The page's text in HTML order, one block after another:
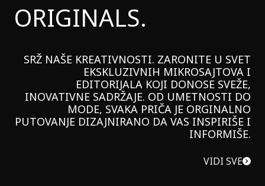
ORIGINALS.
SRŽ NAŠE KREATIVNOSTI. ZARONITE U SVET
EKSKLUZIVNIH MIKROSAJTOVA I
EDITORIJALA KOJI DONOSE SVEŽE,
INOVATIVNE SADRŽAJE. OD UMETNOSTI DO
MODE, SVAKA PRIČA JE ORGINALNO
PUTOVANJE DIZAJNIRANO DA VAS INSPIRIŠE I
INFORMIŠE.
VIDI SVE